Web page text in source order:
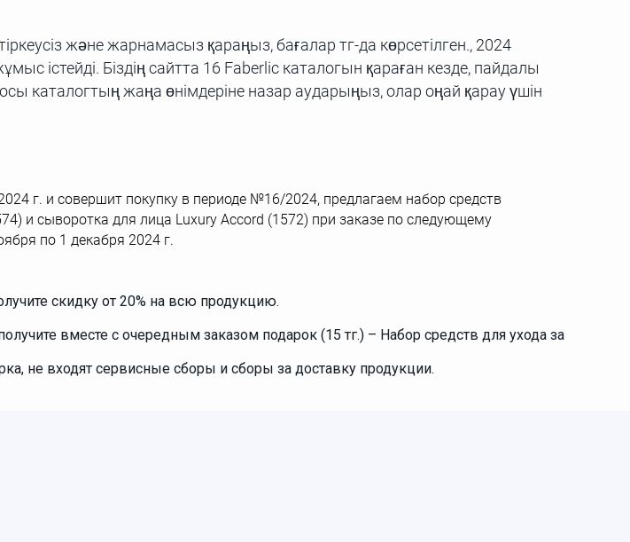
және жарнамасыз қараңыз, бағалар тг-да көрсетілген., 2024
істейді. Біздің сайтта 16 Faberlic каталогын қараған кезде, пайдалы
каталогтың жаңа өнімдеріне назар аударыңыз, олар оңай қарау үшін
г. и совершит покупку в периоде №16/2024, предлагаем набор средств
и сыворотка для лица Luxury Accord (1572) при заказе по следующему
по 1 декабря 2024 г.
скидку от 20% на всю продукцию.
вместе с очередным заказом подарок (15 тг.) – Набор средств для ухода за
не входят сервисные сборы и сборы за доставку продукции.